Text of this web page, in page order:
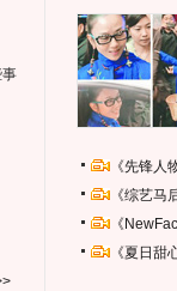
《先锋
《综艺
《
《夏日